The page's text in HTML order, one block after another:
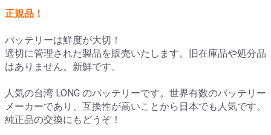
正規品！
バッテリーは鮮度が大切！
適切に管理された製品を販売いたします。旧在庫品や処分品
はありません。新鮮です。
人気の台湾 LONG のバッテリーです。世界有数のバッテリー
メーカーであり、互換性が高いことから日本でも人気です。
純正品の交換にもどうぞ！